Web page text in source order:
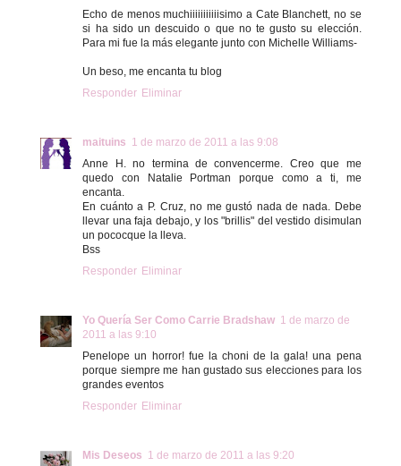
Echo de menos muchiiiiiiiiiiisimo a Cate Blanchett, no se
si ha sido un descuido o que no te gusto su elección.
Para mi fue la más elegante junto con Michelle Williams-
Un beso, me encanta tu blog
Responder Eliminar
maituins 1 de marzo de 2011 a las 9:08
Anne H. no termina de convencerme. Creo que me
quedo con Natalie Portman porque como a ti, me
encanta.
En cuánto a P. Cruz, no me gustó nada de nada. Debe
llevar una faja debajo, y los "brillis" del vestido disimulan
un pococque la lleva.
Bss
Responder Eliminar
Yo Quería Ser Como Carrie Bradshaw 1 de marzo de
2011 a las 9:10
Penelope un horror! fue la choni de la gala! una pena
porque siempre me han gustado sus elecciones para los
grandes eventos
Responder Eliminar
Mis Deseos 1 de marzo de 2011 a las 9:20